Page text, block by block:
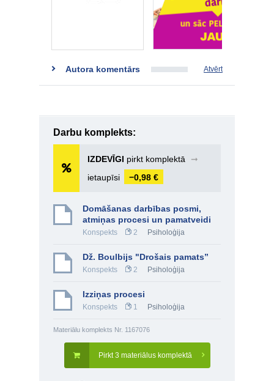
Autora komentārs Atvērt
Darbu komplekts:
IZDEVĪGI pirkt komplektā
➞
ietaupīsi
−0,98 €
Domāšanas darbības posmi,
atmiņas procesi un pamatveidi
Konspekts 2 Psiholoģija
Dž. Boulbijs "Drošais pamats”
Konspekts 2 Psiholoģija
Izziņas procesi
Konspekts 1 Psiholoģija
Materiālu komplekts Nr. 1167076
Pirkt 3 materiālus komplektā